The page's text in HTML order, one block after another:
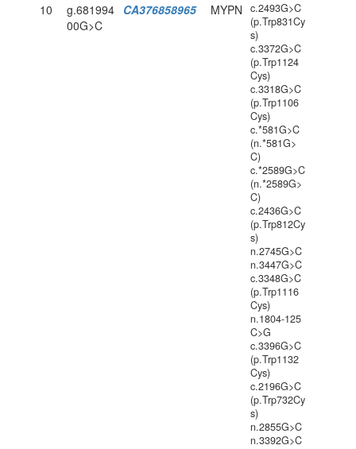
10
g.681994
00G>C
CA376858965 MYPN
c.2493G>C
(p.Trp831Cy
s)
c.3372G>C
(p.Trp1124
Cys)
c.3318G>C
(p.Trp1106
Cys)
c.*581G>C
(n.*581G>
C)
c.*2589G>C
(n.*2589G>
C)
c.2436G>C
(p.Trp812Cy
s)
n.2745G>C
n.3447G>C
c.3348G>C
(p.Trp1116
Cys)
n.1804-125
C>G
c.3396G>C
(p.Trp1132
Cys)
c.2196G>C
(p.Trp732Cy
s)
n.2855G>C
n.3392G>C